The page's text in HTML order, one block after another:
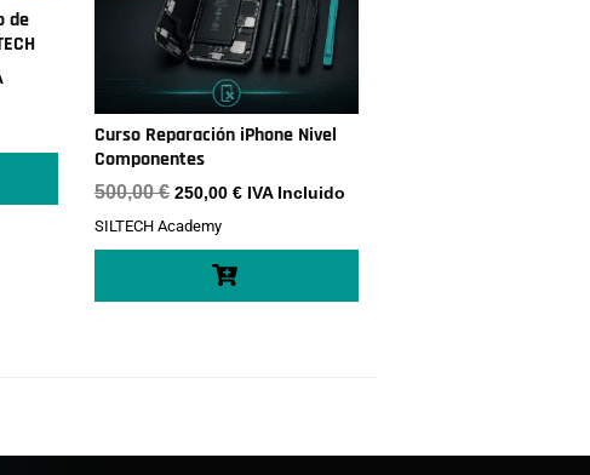
de
Curso Reparación iPhone Nivel
Componentes
500,00€ El
original
500,00 €.
250,00 €ElIVA Incluido
SILTECH Academy